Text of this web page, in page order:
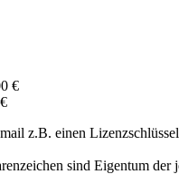
€
z.B. einen
sind Eigentum